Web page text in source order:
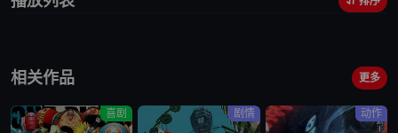
“告诉我，桐人……我究竟该怎么办？”
仿佛与之相呼应一般，在“黑暗
得到“光之巫女”，开始向“人界”进攻。
相关作品 更多
喜剧 剧情 动作